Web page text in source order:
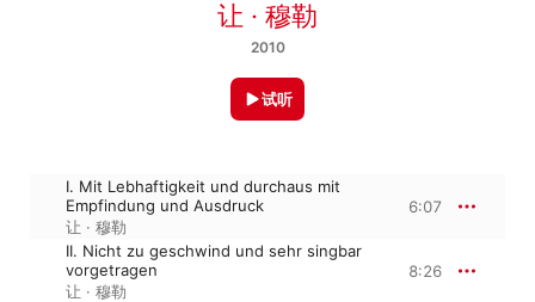
让 · 穆勒
2010
试听
I. Mit Lebhaftigkeit und durchaus mit
Empfindung und Ausdruck
让 · 穆勒
6:07
II. Nicht zu geschwind und sehr singbar
vorgetragen
让 · 穆勒
8:26